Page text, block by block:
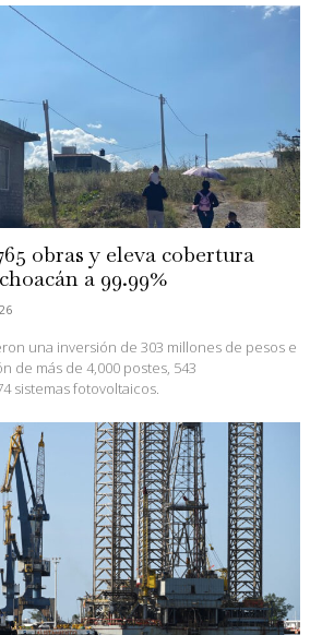
obras y eleva cobertura
a 99.99%
una inversión de 303 millones de pesos e
de más de 4,000 postes, 543
sistemas fotovoltaicos.